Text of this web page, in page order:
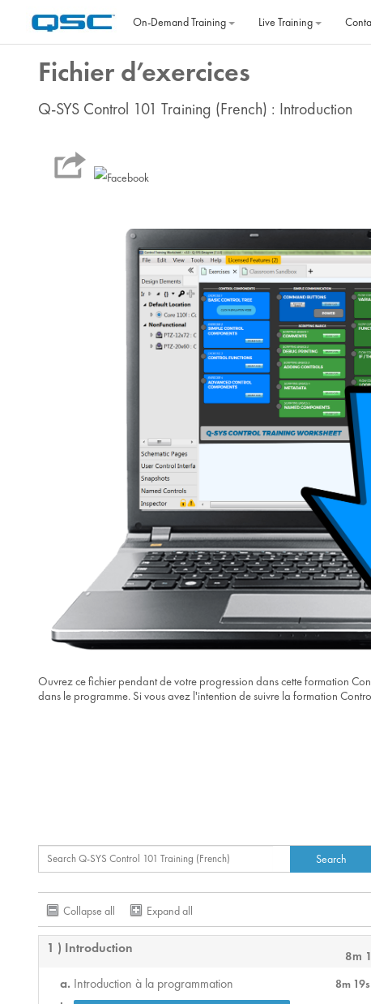
On‐Demand Training
Live Training
Fichier d’exercices
Q-SYS Control 101 Training (French) : Introduction
Ouvrez ce fichier pendant de votre progression dans cette formation
dans le programme. Si vous avez l'intention de suivre la formation
Collapse all Expand all
1 ) Introduction 8m
Introduction à la programmation 8m 19s